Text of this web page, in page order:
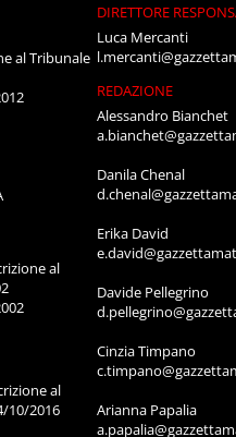
al Tribunale
al
al
10/2016
DIRETTORE
Luca Mercanti
REDAZIONE
Alessandro Bianchet
Danila Chenal
Erika David
Davide Pellegrino
Cinzia Timpano
Arianna Papalia